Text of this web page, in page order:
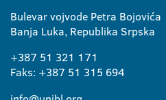
Bulevar vojvode Petra Bojovića
Banja Luka, Republika Srpska
+387 51 321 171
Faks: +387 51 315 694